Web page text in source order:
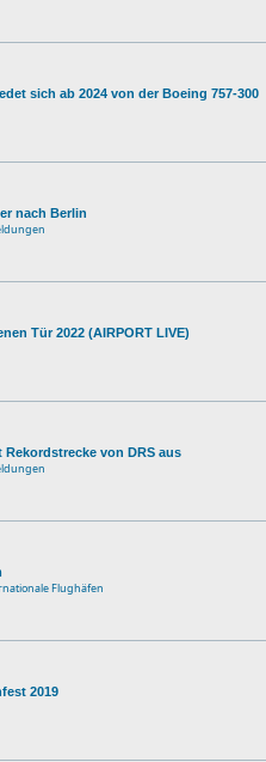
sich ab 2024 von der Boeing 757-300
nach Berlin
Tür 2022 (AIRPORT LIVE)
Rekordstrecke von DRS aus
Flughäfen
2019